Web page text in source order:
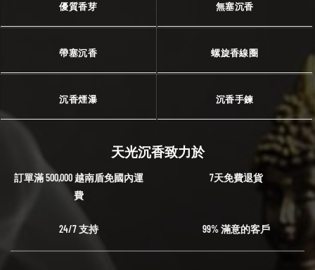
優質香芽 無塞沉香
帶塞沉香 螺旋香線圈
沉香煙瀑 沉香手鍊
天光沉香致力於
訂單滿 500,000 越南盾免國內運
費
7天免費退貨
24/7 支持 99% 滿意的客戶